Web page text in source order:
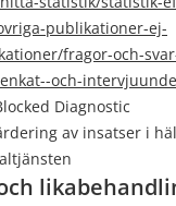
publikationer-ej-
fragor-och-
och-
Diagnostic
av insatser i